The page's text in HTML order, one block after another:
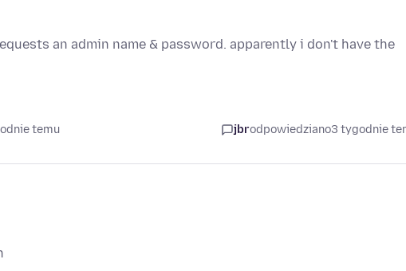
an admin name & password. apparently i don't have the
temu jbrodpowiedziano3 tygodnie